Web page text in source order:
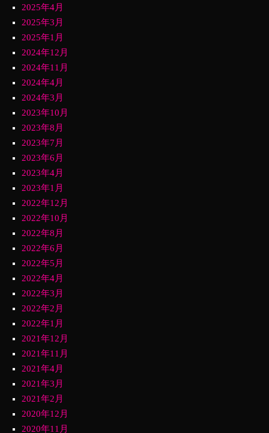
2025年4月
2025年3月
2025年1月
2024年12月
2024年11月
2024年4月
2024年3月
2023年10月
2023年8月
2023年7月
2023年6月
2023年4月
2023年1月
2022年12月
2022年10月
2022年8月
2022年6月
2022年5月
2022年4月
2022年3月
2022年2月
2022年1月
2021年12月
2021年11月
2021年4月
2021年3月
2021年2月
2020年12月
2020年11月